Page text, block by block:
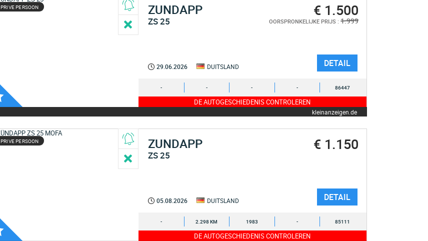
PRIVE PERSOON ZUNDAPP
ZS 25
€ 1.500
OORSPRONKELIJKE PRIJS : 1.999
29.06.2026 DUITSLAND DETAIL
- - - - 86447
DE AUTOGESCHIEDENIS CONTROLEREN
kleinanzeigen.de
PRIVE PERSOON ZUNDAPP
ZS 25
€ 1.150
05.08.2026 DUITSLAND DETAIL
- 2.298 KM 1983 - 85111
DE AUTOGESCHIEDENIS CONTROLEREN